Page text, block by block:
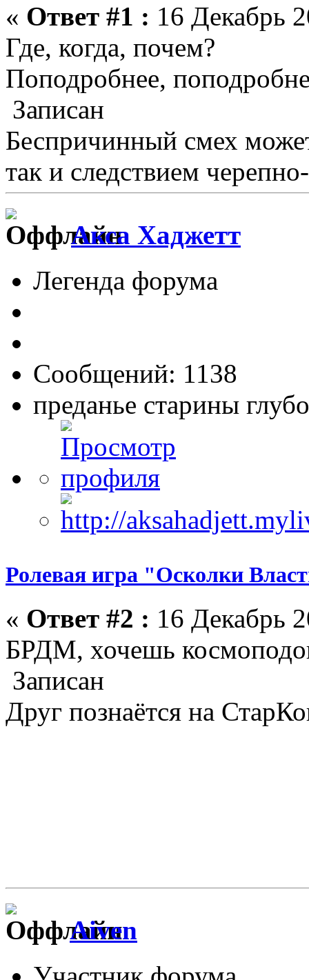
« Ответ #1 : 16 Декабрь
Где, когда, почем?
Поподробнее,
Записан
Беспричинный смех
так и следствием
Акса Хаджетт
Легенда форума
Сообщений: 1138
преданье старины
Ролевая игра "Осколки
« Ответ #2 : 16 Декабрь
БРДМ, хочешь
Записан
Друг познаётся на
Aiven